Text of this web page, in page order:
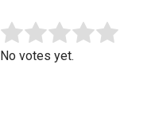
Rate this item:
No votes yet.